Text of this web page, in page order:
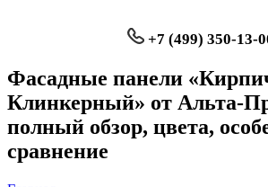
+7 (499) 350-13-
Фасадные панели
Клинкерный» от Альта-
полный обзор, цвета,
сравнение